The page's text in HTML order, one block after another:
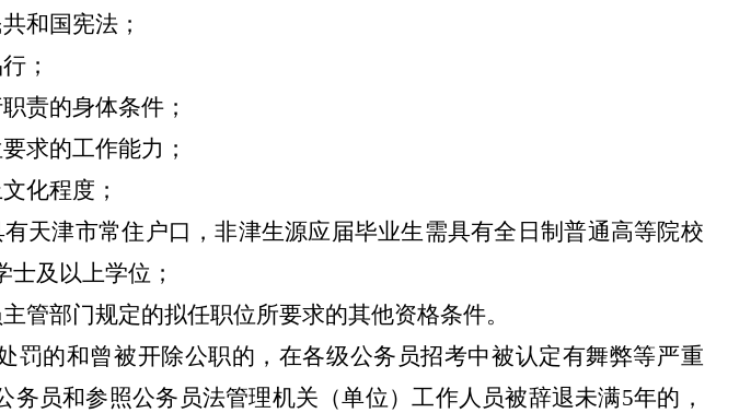
和国宪法；
；
责的身体条件；
求的工作能力；
化程度；
天津市常住户口，非津生源应届毕业生需具有全日制普通高等院校
及以上学位；
管部门规定的拟任职位所要求的其他资格条件。
罚的和曾被开除公职的，在各级公务员招考中被认定有舞弊等严重
务员和参照公务员法管理机关（单位）工作人员被辞退未满5年的，